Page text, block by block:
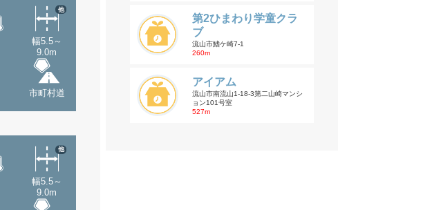
幅5.5～
9.0m
他
市町村道
幅5.5～
9.0m
他
第2ひまわり学童クラ
ブ
流山市鰭ケ崎7-1
260m
アイアム
流山市南流山1-18-3第二山崎マンシ
ョン101号室
527m